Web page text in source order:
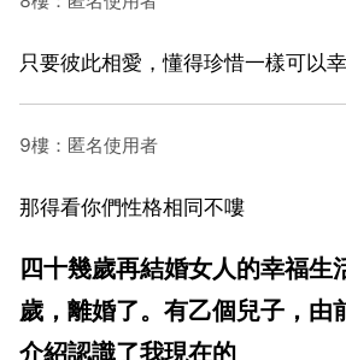
只要彼此相愛，懂得珍惜一樣可以
9樓：匿名使用者
那得看你們性格相同不嘍
四十幾歲再結婚女人的幸福生
歲，離婚了。有乙個兒子，由
介紹認識了我現在的